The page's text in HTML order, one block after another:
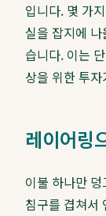
입니다. 몇 가
실을 잡지에
습니다. 이는
상을 위한 투
레이어링
이불 하나만
침구를 겹쳐서